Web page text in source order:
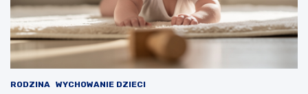
RODZINA WYCHOWANIE DZIECI